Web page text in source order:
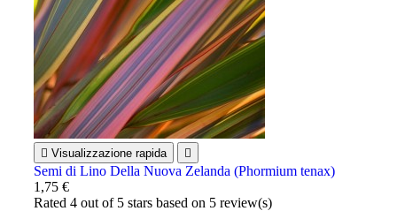
 Visualizzazione rapida 
Semi di Lino Della Nuova Zelanda (Phormium tenax)
1,75 €
Rated4 out of 5 stars based on 5 review(s)